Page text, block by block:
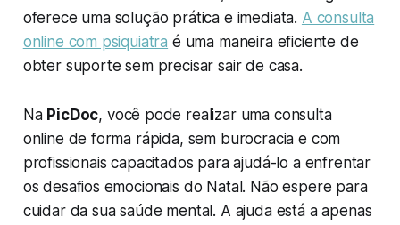
oferece uma solução prática e imediata. A consulta
online com psiquiatra é uma maneira eficiente de
obter suporte sem precisar sair de casa.
Na PicDoc, você pode realizar uma consulta
online de forma rápida, sem burocracia e com
profissionais capacitados para ajudá-lo a enfrentar
os desafios emocionais do Natal. Não espere para
cuidar da sua saúde mental. A ajuda está a apenas